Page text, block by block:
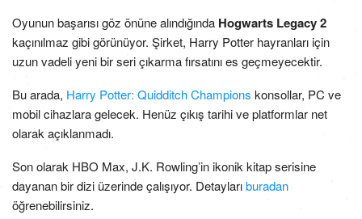
Oyunun başarısı göz önüne alındığında Hogwarts Legacy 2
kaçınılmaz gibi görünüyor. Şirket, Harry Potter hayranları için
uzun vadeli yeni bir seri çıkarma fırsatını es geçmeyecektir.
Bu arada, Harry Potter: Quidditch Champions konsollar, PC ve
mobil cihazlara gelecek. Henüz çıkış tarihi ve platformlar net
olarak açıklanmadı.
Son olarak HBO Max, J.K. Rowling’in ikonik kitap serisine
dayanan bir dizi üzerinde çalışıyor. Detaylarıburadan
öğrenebilirsiniz.